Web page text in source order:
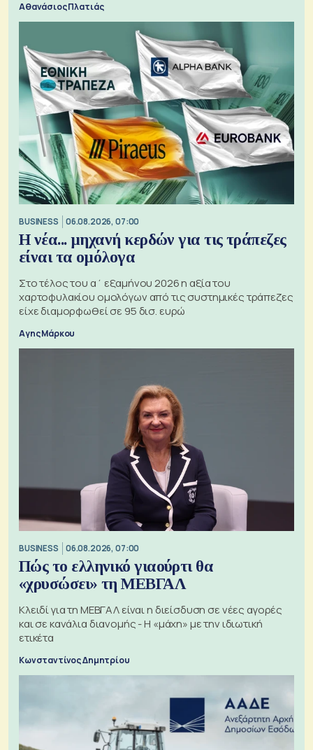
Αθανάσιος Πλατιάς
BUSINESS 06.08.2026, 07:00
Η νέα... μηχανή κερδών για τις τράπεζες
είναι τα ομόλογα
Στο τέλος του α΄ εξαμήνου 2026 η αξία του
χαρτοφυλακίου ομολόγων από τις συστημικές τράπεζες
είχε διαμορφωθεί σε 95 δισ. ευρώ
Αγης Μάρκου
BUSINESS 06.08.2026, 07:00
Πώς το ελληνικό γιαούρτι θα
«χρυσώσει» τη ΜΕΒΓΑΛ
Κλειδί για τη ΜΕΒΓΑΛ είναι η διείσδυση σε νέες αγορές
και σε κανάλια διανομής - Η «μάχη» με την ιδιωτική
ετικέτα
Κωνσταντίνος Δημητρίου